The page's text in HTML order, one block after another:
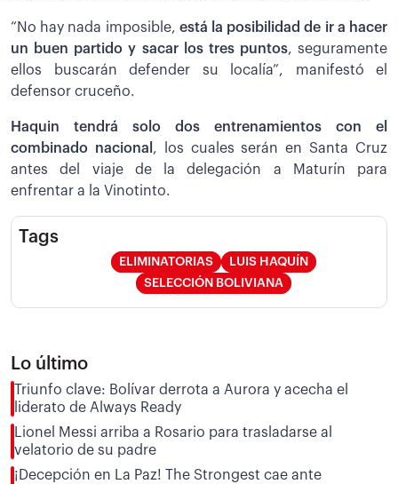
“No hay nada imposible, está la posibilidad de ir a hacer
un buen partido y sacar los tres puntos, seguramente
ellos buscarán defender su localía”, manifestó el
defensor cruceño.
Haquin tendrá solo dos entrenamientos con el
combinado nacional , los cuales serán en Santa Cruz
antes del viaje de la delegación a Maturín para
enfrentar a la Vinotinto.
Tags
ELIMINATORIAS
LUIS HAQUÍN
SELECCIÓN BOLIVIANA
Lo último
Triunfo clave: Bolívar derrota a Aurora y acecha el
liderato de Always Ready
Lionel Messi arriba a Rosario para trasladarse al
velatorio de su padre
¡Decepción en La Paz! The Strongest cae ante